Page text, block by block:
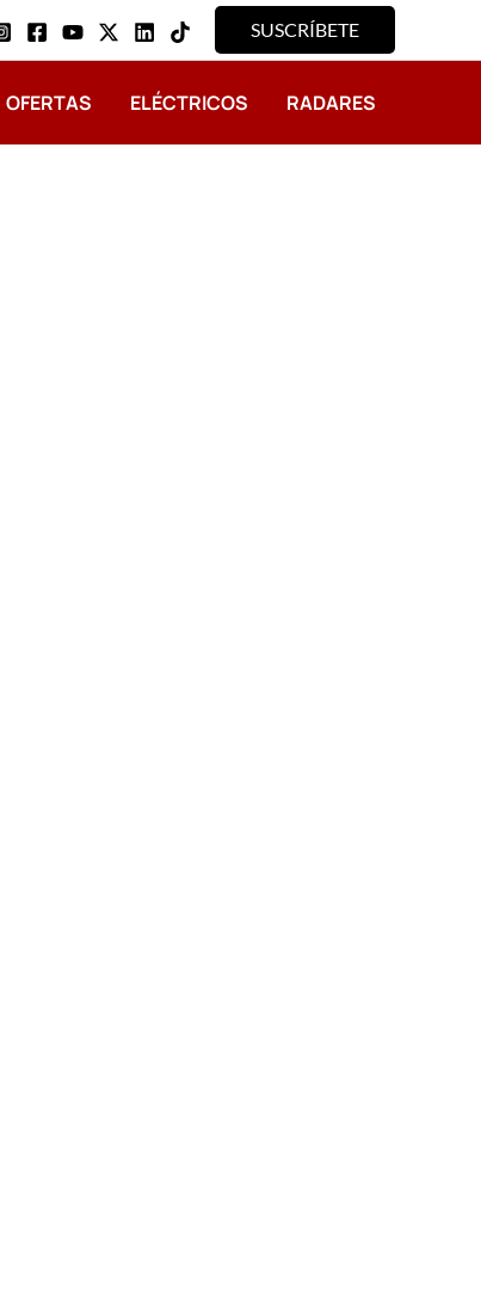
SUSCRÍBETE
OFERTAS ELÉCTRICOS RADARES